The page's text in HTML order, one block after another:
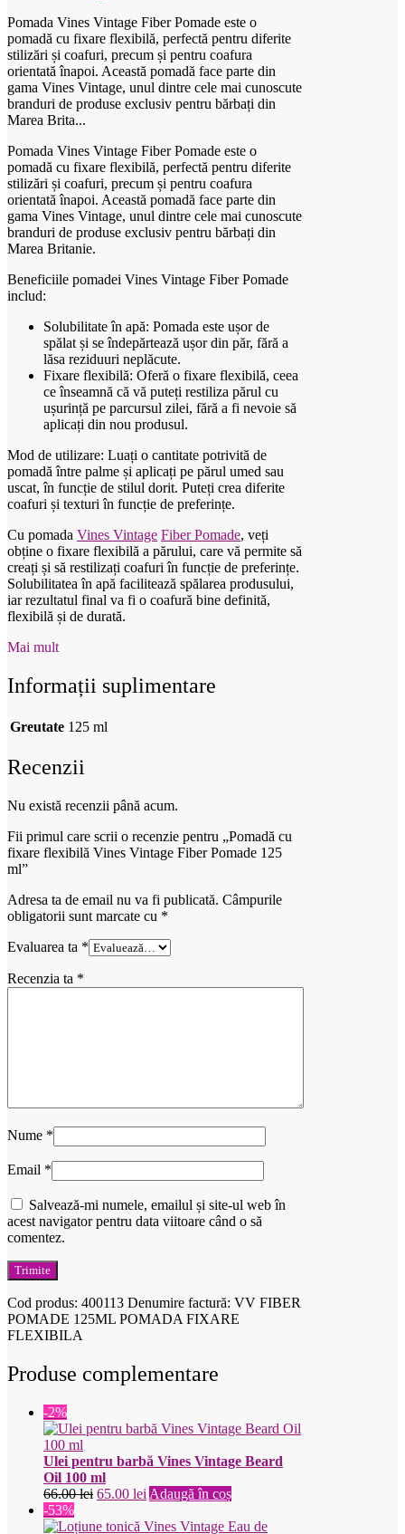
Pomada Vines Vintage Fiber Pomade este o
pomadă cu fixare flexibilă, perfectă pentru diferite
stilizări și coafuri, precum și pentru coafura
orientată înapoi. Această pomadă face parte din
gama Vines Vintage, unul dintre cele mai cunoscute
branduri de produse exclusiv pentru bărbați din
Marea Brita...
Pomada Vines Vintage Fiber Pomade este o
pomadă cu fixare flexibilă, perfectă pentru diferite
stilizări și coafuri, precum și pentru coafura
orientată înapoi. Această pomadă face parte din
gama Vines Vintage, unul dintre cele mai cunoscute
branduri de produse exclusiv pentru bărbați din
Marea Britanie.
Beneficiile pomadei Vines Vintage Fiber Pomade
includ:
Solubilitate în apă: Pomada este ușor de
spălat și se îndepărtează ușor din păr, fără a
lăsa reziduuri neplăcute.
Fixare flexibilă: Oferă o fixare flexibilă, ceea
ce înseamnă că vă puteți restiliza părul cu
ușurință pe parcursul zilei, fără a fi nevoie să
aplicați din nou produsul.
Mod de utilizare: Luați o cantitate potrivită de
pomadă între palme și aplicați pe părul umed sau
uscat, în funcție de stilul dorit. Puteți crea diferite
coafuri și texturi în funcție de preferințe.
Cu pomada Vines Vintage Fiber Pomade, veți
obține o fixare flexibilă a părului, care vă permite să
creați și să restilizați coafuri în funcție de preferințe.
Solubilitatea în apă facilitează spălarea produsului,
iar rezultatul final va fi o coafură bine definită,
flexibilă și de durată.
Mai mult
Informații suplimentare
Greutate 125 ml
Recenzii
Nu există recenzii până acum.
Fii primul care scrii o recenzie pentru „Pomadă cu
fixare flexibilă Vines Vintage Fiber Pomade 125
ml”
Adresa ta de email nu va fi publicată. Câmpurile
obligatorii sunt marcate cu *
Evaluarea ta *
Recenzia ta *
Nume *
Email *
Salvează-mi numele, emailul și site-ul web în
acest navigator pentru data viitoare când o să
comentez.
Cod produs: 400113 Denumire factură: VV FIBER
POMADE 125ML POMADA FIXARE
FLEXIBILA
Produse complementare
-2%
Ulei pentru barbă Vines Vintage Beard
Oil 100 ml
66.00lei Prețul
a
65.00 lei Prețul
este:
Adaugă în coș
-53%